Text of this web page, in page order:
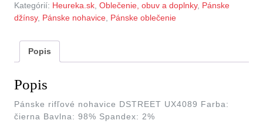
Kategórií: Heureka.sk, Oblečenie, obuv a doplnky, Pánske
džínsy, Pánske nohavice, Pánske oblečenie
Popis
Popis
Pánske rifľové nohavice DSTREET UX4089 Farba:
čierna Bavlna: 98% Spandex: 2%